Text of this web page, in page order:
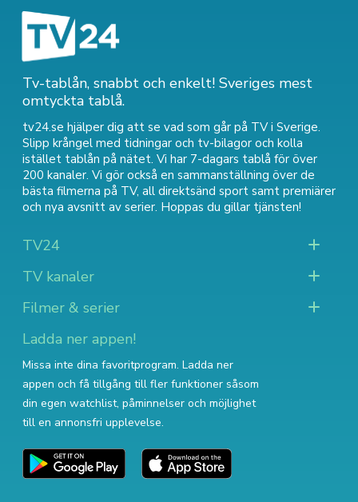
Tv-tablån, snabbt och enkelt! Sveriges mest
omtyckta tablå.
tv24.se hjälper dig att se vad som går på TV i Sverige.
Slipp krångel med tidningar och tv-bilagor och kolla
istället tablån på nätet. Vi har 7-dagars tablå för över
200 kanaler. Vi gör också en sammanställning över de
bästa filmerna på TV, all direktsänd sport samt premiärer
och nya avsnitt av serier. Hoppas du gillar tjänsten!
TV24
TV kanaler
Filmer & serier
Ladda ner appen!
Missa inte dina favoritprogram. Ladda ner
appen och få tillgång till fler funktioner såsom
din egen watchlist, påminnelser och möjlighet
till en annonsfri upplevelse.